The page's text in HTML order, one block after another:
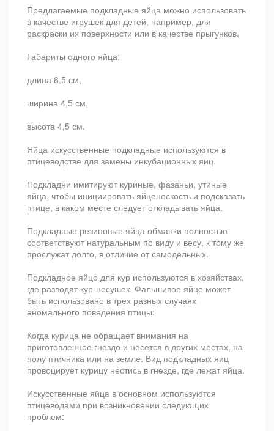
Предлагаемые подкладные яйца можно использовать
в качестве игрушек для детей, например, для
раскраски их поверхности или в качестве прыгунков.
Габариты одного яйца:
длина 6,5 см,
ширина 4,5 см,
высота 4,5 см.
Яйца искусственные подкладные используются в
птицеводстве для замены инкубационных яиц.
Подкладни имитируют куриные, фазаньи, утиные
яйца, чтобы инициировать яйценоскость и подсказать
птице, в каком месте следует откладывать яйца.
Подкладные резиновые яйца обманки полностью
соответствуют натуральным по виду и весу, к тому же
прослужат долго, в отличие от самодельных.
Подкладное яйцо для кур используются в хозяйствах,
где разводят кур-несушек. Фальшивое яйцо может
быть использовано в трех разных случаях
аномального поведения птицы:
Когда курица не обращает внимания на
приготовленное гнездо и несется в других местах, на
полу птичника или на земле. Вид подкладных яиц
провоцирует курицу нестись в гнезде, где лежат яйца.
Искусственные яйца в основном используются
птицеводами при возникновении следующих
проблем: